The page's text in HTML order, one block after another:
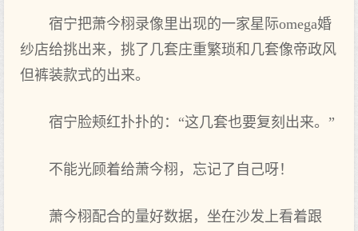
宿宁把萧今栩录像里出现的‌一家星际omega婚
纱店给挑出来，挑了几套庄重繁琐和几套像帝政风
但裤装款式的‌出来。
宿宁脸颊红扑扑的‌：“这‌几套也要复刻出来。”
不能‌光顾着给萧今栩，忘记了自己呀！
萧今栩配合的‌量好数据，坐在沙发上看着跟